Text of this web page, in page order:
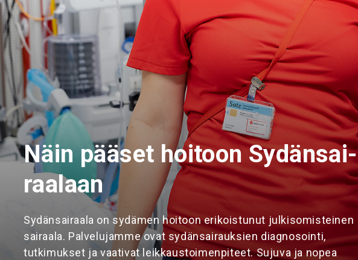
Näin pääset hoitoon Sydän­sai­
raa­laan
Sydänsairaala on sydämen hoitoon erikoistunut julkisomisteinen
sairaala. Palvelujamme ovat sydänsairauksien diagnosointi,
tutkimukset ja vaativat leikkaustoimenpiteet. Sujuva ja nopea